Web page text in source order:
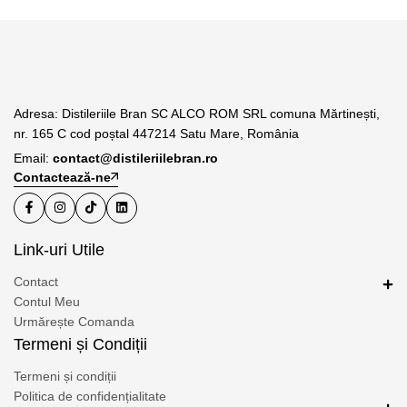
Adresa: Distileriile Bran SC ALCO ROM SRL comuna Mărtinești,
nr. 165 C cod poștal 447214 Satu Mare, România
Email: contact@distileriilebran.ro
Contactează-ne
Link-uri Utile
Contact
Contul Meu
Urmărește Comanda
Termeni și Condiții
Termeni și condiții
Politica de confidențialitate